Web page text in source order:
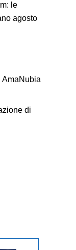
le
agosto
AmaNubia
di